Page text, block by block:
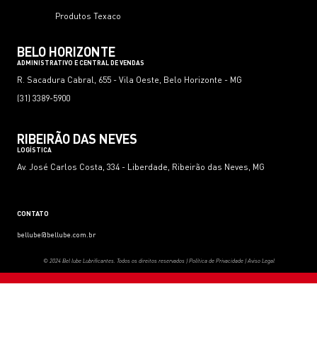
Produtos Texaco
BELO HORIZONTE
ADMINISTRATIVO E CENTRAL DE VENDAS
R. Sacadura Cabral, 655 - Vila Oeste, Belo Horizonte - MG
(31) 3389-5900
RIBEIRÃO DAS NEVES
LOGÍSTICA
Av. José Carlos Costa, 334 - Liberdade, Ribeirão das Neves, MG
CONTATO
bellube@bellube.com.br
© 2024 Bel lube Lubrificantes. Todos os direitos reservados |Política de Privacidade|Aviso Legal